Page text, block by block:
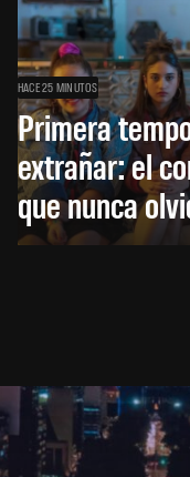
HACE 25 MINUTOS
Primera
extrañar: el
que nunca